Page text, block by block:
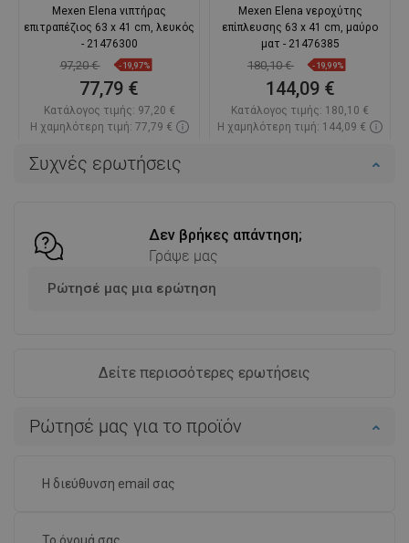
Συχνές ερωτήσεις
Δεν βρήκες απάντηση;
Γράψε μας
Ρώτησέ μας μια ερώτηση
Δείτε περισσότερες ερωτήσεις
Ρώτησέ μας για το προϊόν
Mexen Elena νιπτήρας
επιτραπέζιος 63 x 41 cm, λευκός
- 21476300
97,20 € -19,97%
77,79 €
Κατάλογος τιμής: 97,20 €
Η χαμηλότερη τιμή: 77,79 €
Mexen Elena νεροχύτης
επίπλευσης 63 x 41 cm, μαύρο
ματ - 21476385
180,10 € -19,99%
144,09 €
Κατάλογος τιμής: 180,10 €
Η χαμηλότερη τιμή: 144,09 €